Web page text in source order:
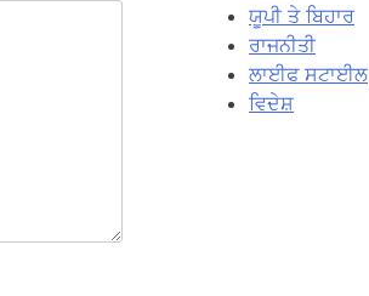
ਯੂਪੀ ਤੇ ਬਿਹਾਰ
ਰਾਜਨੀਤੀ
ਲਾਈਫ ਸਟਾਈਲ
ਵਿਦੇਸ਼